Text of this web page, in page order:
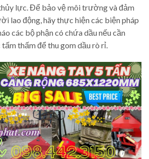
lực. Để bảo vệ môi trường và đảm
lao động, hãy thực hiện các biện pháp
các bộ phận có chứa dầu nếu cần
thấm để thu gom dầu rò rỉ.